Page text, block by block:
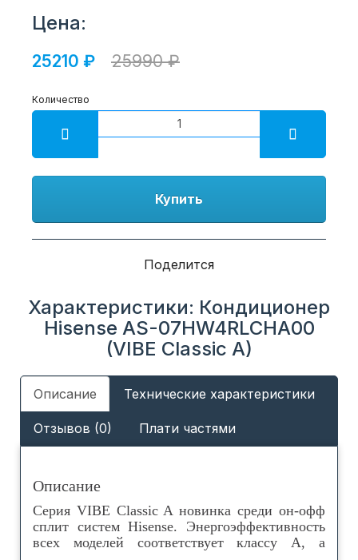
Цена:
25210 ₽ 25990 ₽
Количество
Купить
Поделится
Характеристики: Кондиционер
Hisense AS-07HW4RLCHA00
(VIBE Classic A)
Описание Технические характеристики
Отзывов (0) Плати частями
Описание
Серия VIBE Classic A новинка среди он-офф
сплит систем Hisense. Энергоэффективность
всех моделей соответствует классу А, а